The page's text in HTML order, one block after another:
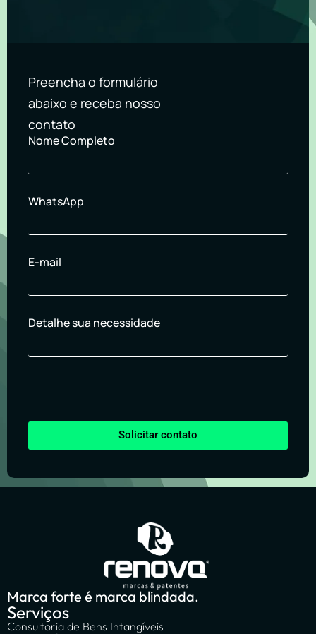
Preencha o formulário
abaixo e receba nosso
contato
Nome Completo
WhatsApp
E-mail
Detalhe sua necessidade
Solicitar contato
Marca forte é marca blindada.
Serviços
Consultoria de Bens Intangíveis